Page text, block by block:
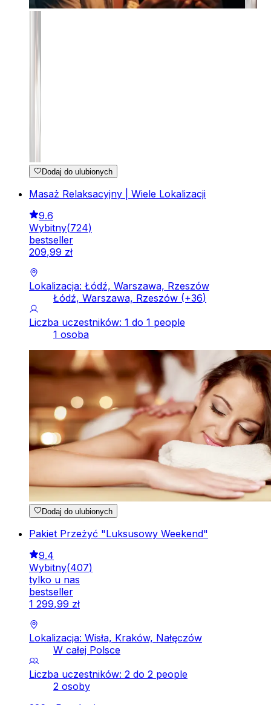
Dodaj do ulubionych
Masaż Relaksacyjny | Wiele Lokalizacji
9.6
Wybitny(724)
bestseller
209,99 zł
Lokalizacja: Łódź, Warszawa, Rzeszów
Łódź, Warszawa, Rzeszów (+36)
Liczba uczestników: 1 do 1 people
1 osoba
Dodaj do ulubionych
Pakiet Przeżyć "Luksusowy Weekend"
9.4
Wybitny(407)
tylko u nas
bestseller
1 299,99 zł
Lokalizacja: Wisła, Kraków, Nałęczów
W całej Polsce
Liczba uczestników: 2 do 2 people
2 osoby